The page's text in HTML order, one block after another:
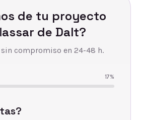
de tu proyecto
de Dalt?
compromiso en 24-48 h.
17%